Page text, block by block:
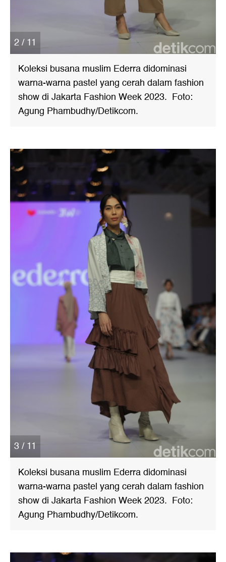
2 / 11
Koleksi busana muslim Ederra didominasi
warna-warna pastel yang cerah dalam fashion
show di Jakarta Fashion Week 2023. Foto:
Agung Phambudhy/Detikcom.
3 / 11
Koleksi busana muslim Ederra didominasi
warna-warna pastel yang cerah dalam fashion
show di Jakarta Fashion Week 2023. Foto:
Agung Phambudhy/Detikcom.